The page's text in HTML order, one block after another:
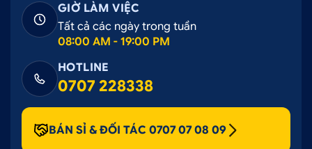
GIỜ LÀM VIỆC
Tất cả các ngày trong tuần
08:00 AM - 19:00 PM
HOTLINE
0707 228338
BÁN SỈ & ĐỐI TÁC 0707 07 08 09